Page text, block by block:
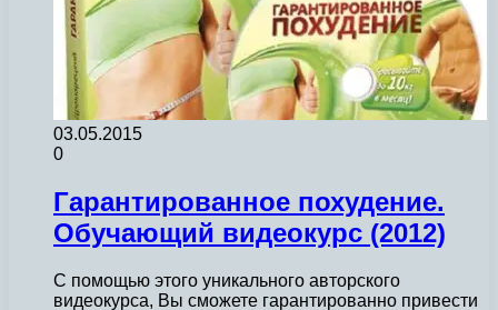
03.05.2015
0
Гарантированное похудение.
Обучающий видеокурс (2012)
С помощью этого уникального авторского
видеокурса, Вы сможете гарантированно привести